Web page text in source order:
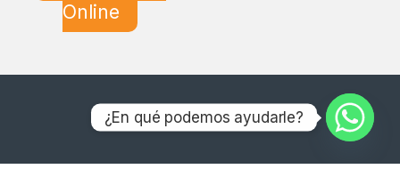
Online
¿En qué podemos ayudarle?